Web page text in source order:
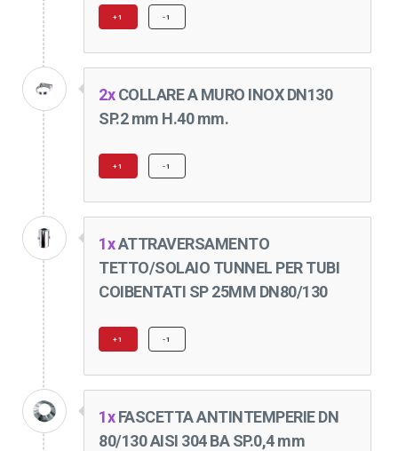
+1 -1
2xCOLLARE A MURO INOX DN130
SP.2 mm H.40 mm.
+1 -1
1xATTRAVERSAMENTO
TETTO/SOLAIO TUNNEL PER TUBI
COIBENTATI SP 25MM DN80/130
+1 -1
1xFASCETTA ANTINTEMPERIE DN
80/130 AISI 304 BA SP.0,4 mm